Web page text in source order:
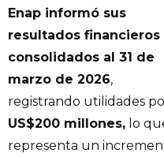
Enap informó sus
resultados financieros
consolidados al 31 de
marzo de 2026,
registrando utilidades
US$200 millones, lo
representa un